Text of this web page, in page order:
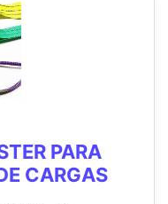
PARA
CARGAS